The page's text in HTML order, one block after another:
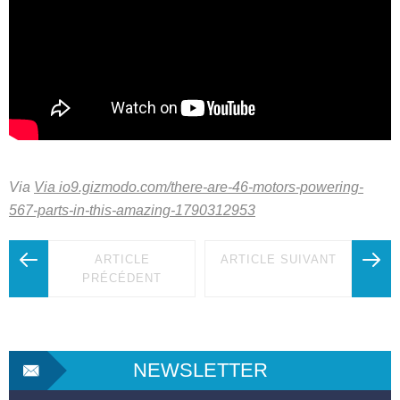
Via Via io9.gizmodo.com/there-are-46-motors-powering-
567-parts-in-this-amazing-1790312953
ARTICLE
PRÉCÉDENT
ARTICLE SUIVANT
NEWSLETTER